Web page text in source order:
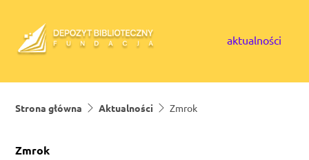
aktualności
Strona główna Aktualności Zmrok
Zmrok